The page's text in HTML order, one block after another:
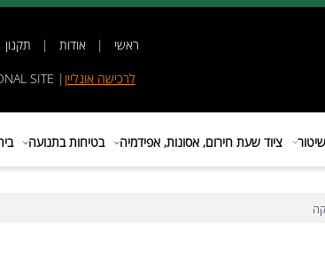
|אודות |תקנון |
לרכישהאונליין|
SITE
ציוד שעת חירום, אסונות, אפידמיה בטיחות בתנועה ביתני